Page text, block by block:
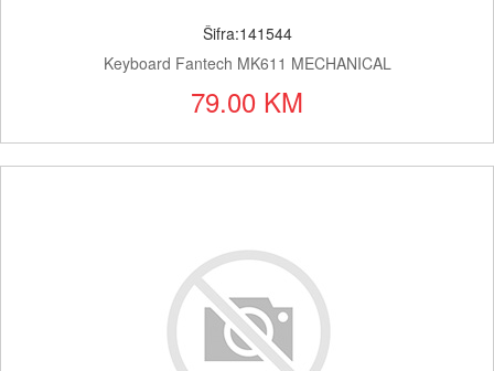
Šifra:141544
Keyboard Fantech MK611 MECHANICAL
79.00 KM